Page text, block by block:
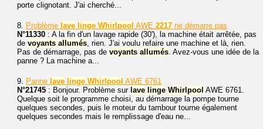
porte clignotant. J'ai cherché...
8. Problème lave linge Whirlpool AWE 2217 ne démarre pas
N°11330 : A la fin d'un lavage rapide (30'), la machine était arrêtée, pas
de voyants allumés , rien. J'ai voulu refaire une machine et là, rien.
Pas de démarrage, pas de voyants allumés . Avez-vous une idée de la
panne ? La machine a...
9. Panne lave linge Whirlpool AWE 6761
N°21745 : Bonjour. Problème sur lave linge Whirlpool AWE 6761.
Quelque soit le programme choisi, au démarrage la pompe tourne
quelques secondes, puis le moteur du tambour tourne également
quelques secondes mais le remplissage d'eau ne...